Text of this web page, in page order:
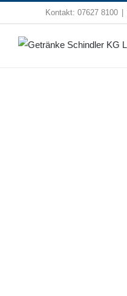
springen
Kontakt: 07627 8100